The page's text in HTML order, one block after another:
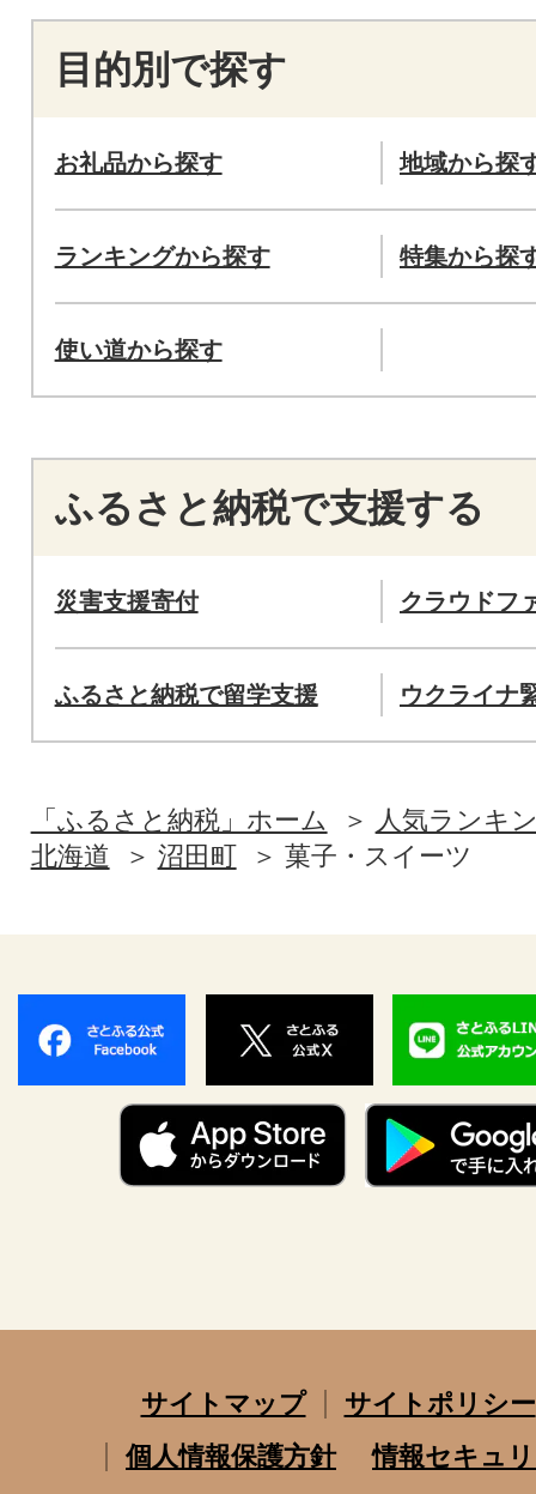
目的別で探す
お礼品から探す 地域から探
ランキングから探す 特集から探
使い道から探す
ふるさと納税で支援する
災害支援寄付 クラウドフ
ふるさと納税で留学支援 ウクライナ
「ふるさと納税」ホーム
人気ランキ
北海道
沼田町 菓子・スイーツ
サイトマップ
サイトポリシー
個人情報保護方針
情報セキュ